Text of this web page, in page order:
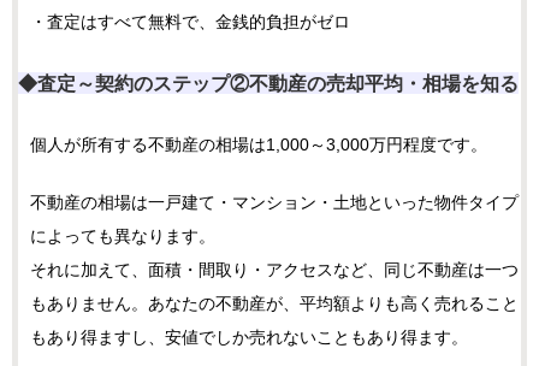
・査定はすべて無料で、金銭的負担がゼロ
◆査定～契約のステップ②不動産の売却平均・相場を知る
個人が所有する不動産の相場は1,000～3,000万円程度です。
不動産の相場は一戸建て・マンション・土地といった物件タイプ
によっても異なります。
それに加えて、面積・間取り・アクセスなど、同じ不動産は一つ
もありません。あなたの不動産が、平均額よりも高く売れること
もあり得ますし、安値でしか売れないこともあり得ます。